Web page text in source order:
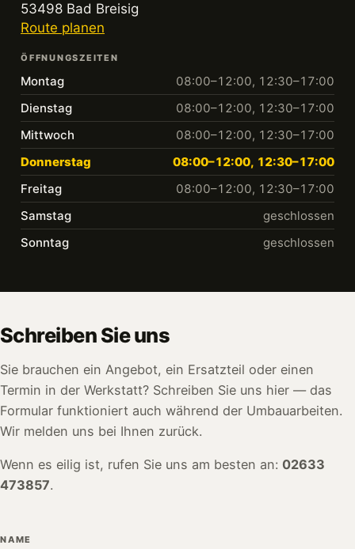
53498 Bad Breisig
Route planen
ÖFFNUNGSZEITEN
Montag
08:00–12:00, 12:30–17:00
Dienstag
08:00–12:00, 12:30–17:00
Mittwoch
08:00–12:00, 12:30–17:00
Donnerstag
08:00–12:00, 12:30–17:00
Freitag
08:00–12:00, 12:30–17:00
Samstag
geschlossen
Sonntag
geschlossen
Schreiben Sie uns
Sie brauchen ein Angebot, ein Ersatzteil oder einen
Termin in der Werkstatt? Schreiben Sie uns hier — das
Formular funktioniert auch während der Umbauarbeiten.
Wir melden uns bei Ihnen zurück.
Wenn es eilig ist, rufen Sie uns am besten an: 02633
473857.
NAME